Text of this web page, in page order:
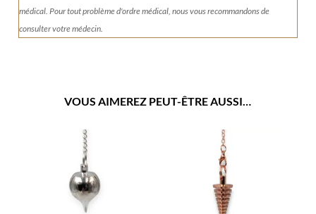
médical. Pour tout problème d'ordre médical, nous vous recommandons de
consulter votre médecin.
VOUS AIMEREZ PEUT-ÊTRE AUSSI…